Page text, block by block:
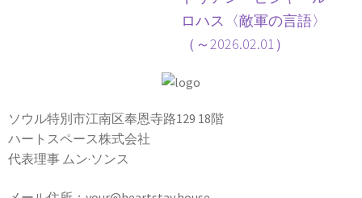
ロハス〈敵軍の言語〉
（～2026.02.01）
ソウル特別市江南区奉恩寺路129 18階
ハートスペース株式会社
代表理事 ムン·ソンス